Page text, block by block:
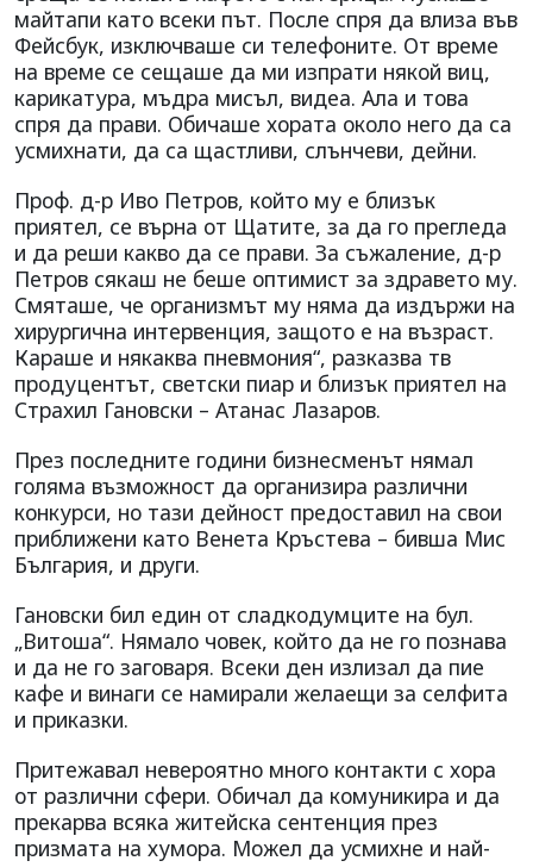
майтапи като всеки път. После спря да влиза във
Фейсбук, изключваше си телефоните. От време
на време се сещаше да ми изпрати някой виц,
карикатура, мъдра мисъл, видеа. Ала и това
спря да прави. Обичаше хората около него да са
усмихнати, да са щастливи, слънчеви, дейни.
Проф. д-р Иво Петров, който му е близък
приятел, се върна от Щатите, за да го прегледа
и да реши какво да се прави. За съжаление, д-р
Петров сякаш не беше оптимист за здравето му.
Смяташе, че организмът му няма да издържи на
хирургична интервенция, защото е на възраст.
Караше и някаква пневмония“, разказва тв
продуцентът, светски пиар и близък приятел на
Страхил Гановски – Атанас Лазаров.
През последните години бизнесменът нямал
голяма възможност да организира различни
конкурси, но тази дейност предоставил на свои
приближени като Венета Кръстева – бивша Мис
България, и други.
Гановски бил един от сладкодумците на бул.
„Витоша“. Нямало човек, който да не го познава
и да не го заговаря. Всеки ден излизал да пие
кафе и винаги се намирали желаещи за селфита
и приказки.
Притежавал невероятно много контакти с хора
от различни сфери. Обичал да комуникира и да
прекарва всяка житейска сентенция през
призмата на хумора. Можел да усмихне и най-